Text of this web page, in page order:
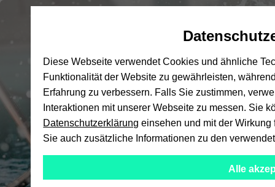
Automatische
skip
skip
skip
Diese Webseite verwendet Cookies und ähnliche
Funktionalität der Website zu gewährleisten,
Erfahrung zu verbessern. Falls Sie zustimmen,
Interaktionen mit unserer Webseite zu messen. Sie
Datenschutzerklärung einsehen und mit der
Sie auch zusätzliche Informationen zu den
Alle